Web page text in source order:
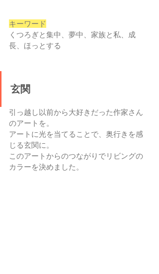
キーワード
くつろぎと集中、夢中、家族と私、成
長、ほっとする
玄関
引っ越し以前から大好きだった作家さん
のアートを。
アートに光を当てることで、奥行きを感
じる玄関に。
このアートからのつながりでリビングの
カラーを決めました。